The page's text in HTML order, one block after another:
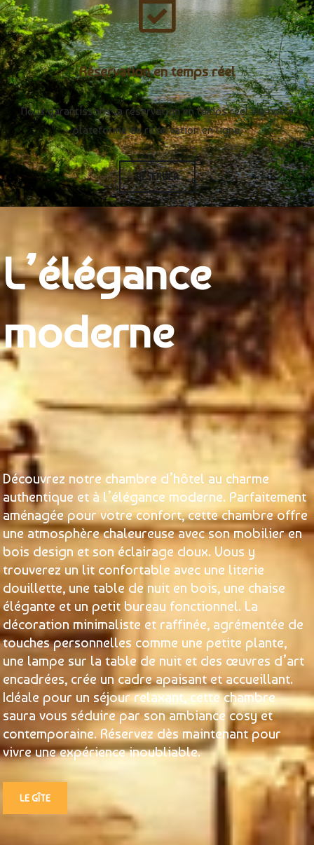
Réservation en temps réel
Nous garantissons la réservation en temps réel via notre
plateforme de réservation en ligne.
RÉSERVER
L’élégance
moderne
Découvrez notre chambre d’hôtel au charme
authentique et à l’élégance moderne. Parfaitement
aménagée pour votre confort, cette chambre offre
une atmosphère chaleureuse avec son mobilier en
bois design et son éclairage doux. Vous y
trouverez un lit confortable avec une literie
douillette, une table de nuit en bois, une chaise
élégante et un petit bureau fonctionnel. La
décoration minimaliste et raffinée, agrémentée de
touches personnelles comme une petite plante,
une lampe sur la table de nuit et des œuvres d’art
encadrées, crée un cadre apaisant et accueillant.
Idéale pour un séjour relaxant, cette chambre
saura vous séduire par son ambiance cosy et
contemporaine. Réservez dès maintenant pour
vivre une expérience inoubliable.
LE GÎTE